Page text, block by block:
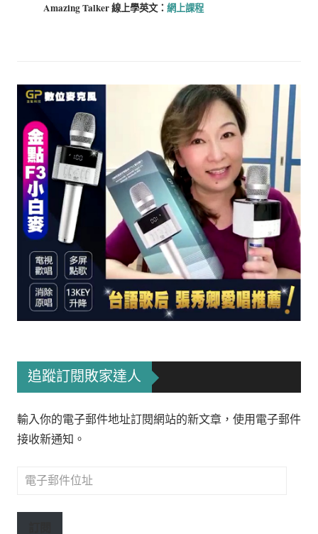
Amazing Talker 線上學英文： 網上課程
追蹤訂閱敗家達人
輸入你的電子郵件地址訂閱網站的新文章，使用電子郵件
接收新通知。
電
郵